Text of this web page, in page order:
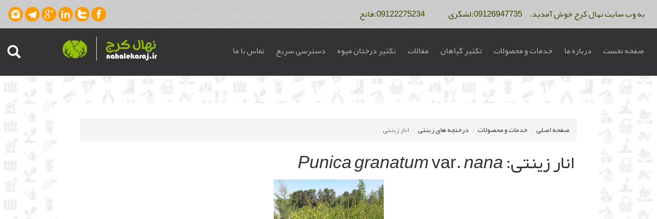
به وب سایت نهال کرج خوش آمدید. 09126947735:لشگری 09122275234:فاتح
صفحه نخست درباره ما خدمات و محصولات تکثیر گیاهان مقالات تکثیر درختان میوه دسترسی سریع تماس با ما
صفحه اصلی خدمات و محصولات درختچه های زینتی انار زینتی
انار زینتی: Punicagranatumvar.nana